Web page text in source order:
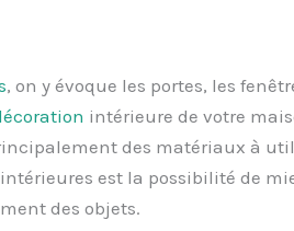
, on y évoque les portes, les
intérieure de votre
des matériaux à
est la possibilité de
des objets.